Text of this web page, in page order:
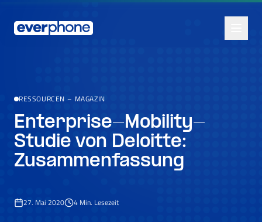
RESSOURCEN – MAGAZIN
Enterprise-Mobility-
Studie von Deloitte:
Zusammenfassung
27. Mai 2020 4 Min. Lesezeit